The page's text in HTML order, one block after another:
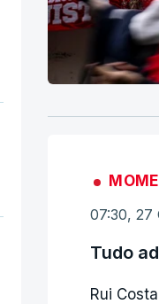
07:30, 27
Tudo
Rui